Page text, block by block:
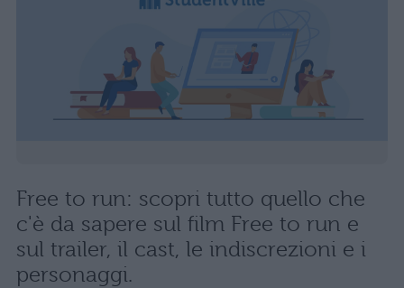
Free to run: scopri tutto quello che
c'è da sapere sul film Free to run e
sul trailer, il cast, le indiscrezioni e i
personaggi.